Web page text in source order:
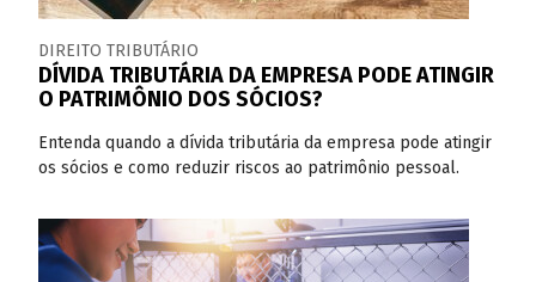
DIREITO TRIBUTÁRIO
DÍVIDA TRIBUTÁRIA DA EMPRESA PODE ATINGIR
O PATRIMÔNIO DOS SÓCIOS?
Entenda quando a dívida tributária da empresa pode atingir
os sócios e como reduzir riscos ao patrimônio pessoal.